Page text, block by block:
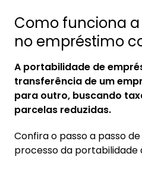
Como funciona
no empréstimo
A portabilidade de
transferência de um
para outro, buscando
parcelas reduzidas.
Confira o passo a passo
processo da portabilidade